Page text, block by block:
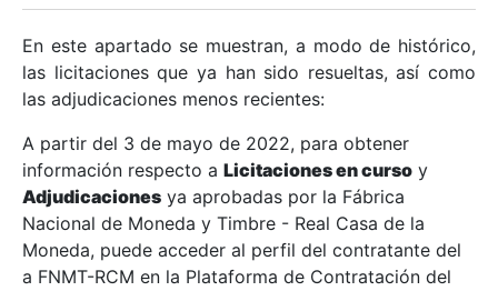
Mostrar/Ocultar
Mostrar/Ocultar
En este apartado se muestran, a modo de histórico,
las licitaciones que ya han sido resueltas, así como
las adjudicaciones menos recientes:
A partir del 3 de mayo de 2022, para obtener
información respecto a Licitaciones en curso y
Adjudicaciones ya aprobadas por la Fábrica
Nacional de Moneda y Timbre - Real Casa de la
Moneda, puede acceder al perfil del contratante del
a FNMT-RCM en la Plataforma de Contratación del